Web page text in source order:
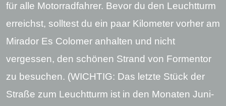
für alle Motorradfahrer. Bevor du den Leuchtturm
erreichst, solltest du ein paar Kilometer vorher am
Mirador Es Colomer anhalten und nicht
vergessen, den schönen Strand von Formentor
zu besuchen. (WICHTIG: Das letzte Stück der
Straße zum Leuchtturm ist in den Monaten Juni-